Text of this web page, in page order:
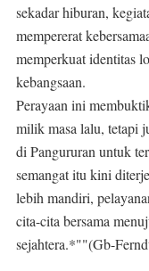
sekadar hiburan,
mempererat
memperkuat identitas
kebangsaan.
Perayaan ini
milik masa lalu, tetapi
di Pangururan untuk
semangat itu kini
lebih mandiri,
cita-cita bersama
sejahtera.*""(Gb-